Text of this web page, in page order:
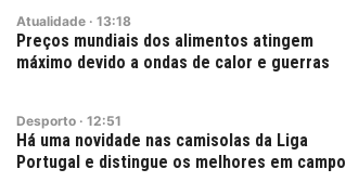
Atualidade · 13:18
Preços mundiais dos alimentos atingem
máximo devido a ondas de calor e guerras
Desporto · 12:51
Há uma novidade nas camisolas da Liga
Portugal e distingue os melhores em campo